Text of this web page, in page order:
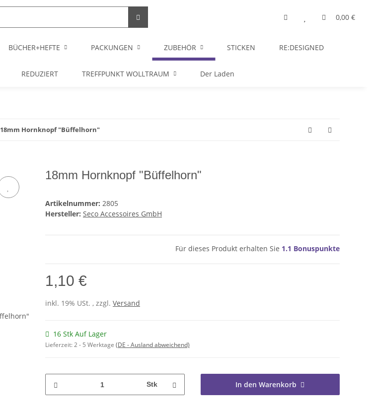
0,00 €
BÜCHER+HEFTE PACKUNGEN ZUBEHÖR STICKEN RE:DESIGNED
REDUZIERT TREFFPUNKT WOLLTRAUM Der Laden
18mm Hornknopf "Büffelhorn"
18mm Hornknopf "Büffelhorn"
Artikelnummer: 2805
Hersteller: Seco Accessoires GmbH
Für dieses Produkt erhalten Sie 1.1 Bonuspunkte
1,10 €
inkl. 19% USt. , zzgl. Versand
16 Stk Auf Lager
Lieferzeit:2 - 5 Werktage (DE - Ausland abweichend)
Stk In den Warenkorb